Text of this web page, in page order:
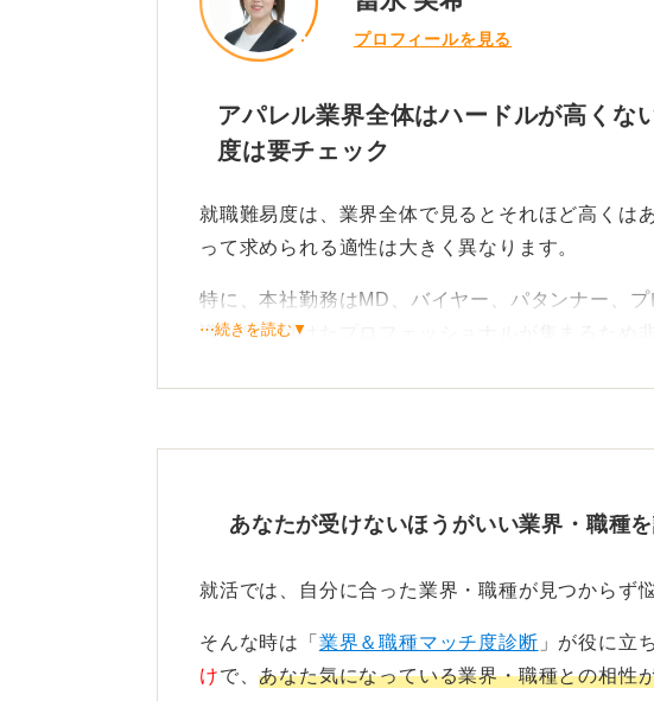
プロフィールを見る
アパレル業界全体はハードルが高くな
度は要チェック
就職難易度は、業界全体で見るとそれほど高くは
って求められる適性は大きく異なります。
特に、本社勤務はMD、バイヤー、パタンナー、
識を身に付けたプロフェッショナルが集まるため
と有利に働くことが多いでしょう。
もらいたいという他者への貢献意欲が高い人が求
アパレル業界での内定を掴むには「願望×
⋯続きを読む▼
あなたが受けないほうがいい業界・職種
就活では、自分に合った業界・職種が見つからず
そんな時は「 業界＆職種マッチ度診断 」が役に立
けで、あなた気になっている業界・職種との相性